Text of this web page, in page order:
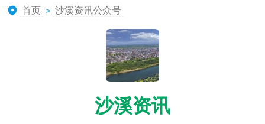
首页 > 沙溪资讯公众号
沙溪资讯